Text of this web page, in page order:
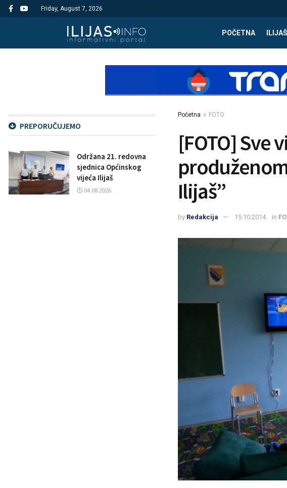
Friday, August 7, 2026
POČETNA ILIJAŠ
Početna FOTO
[FOTO] Sve
Ilijaš”
by Redakcija 15.10.2014. in
PREPORUČUJEMO
Održana 21. redovna
sjednica Općinskog
vijeća Ilijaš
04.08.2026.